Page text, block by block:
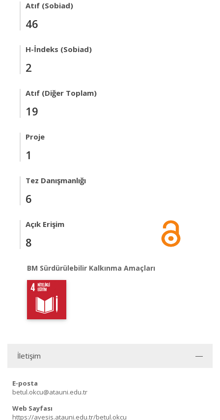
Atıf (Sobiad)
46
H-İndeks (Sobiad)
2
Atıf (Diğer Toplam)
19
Proje
1
Tez Danışmanlığı
6
Açık Erişim
8
BM Sürdürülebilir Kalkınma Amaçları
İletişim
E-posta
betul.okcu@atauni.edu.tr
Web Sayfası
https://avesis.atauni.edu.tr/betul.okcu